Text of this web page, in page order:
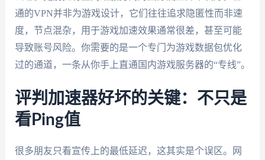
通的VPN并非为游戏设计，它们往往追求隐匿性而非速
度，节点混杂，用于游戏加速效果通常很差，甚至可能
导致账号风险。你需要的是一个专门为游戏数据包优化
过的通道，一条从你手上直通国内游戏服务器的“专线”。
评判加速器好坏的关键：不只是
看Ping值
很多朋友只看宣传上的最低延迟，这其实是个误区。网